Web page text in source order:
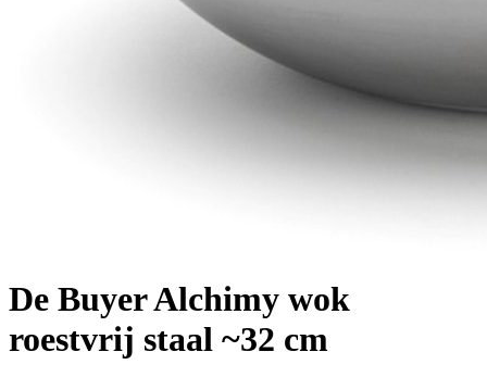
De Buyer Alchimy wok
roestvrij staal ~32 cm